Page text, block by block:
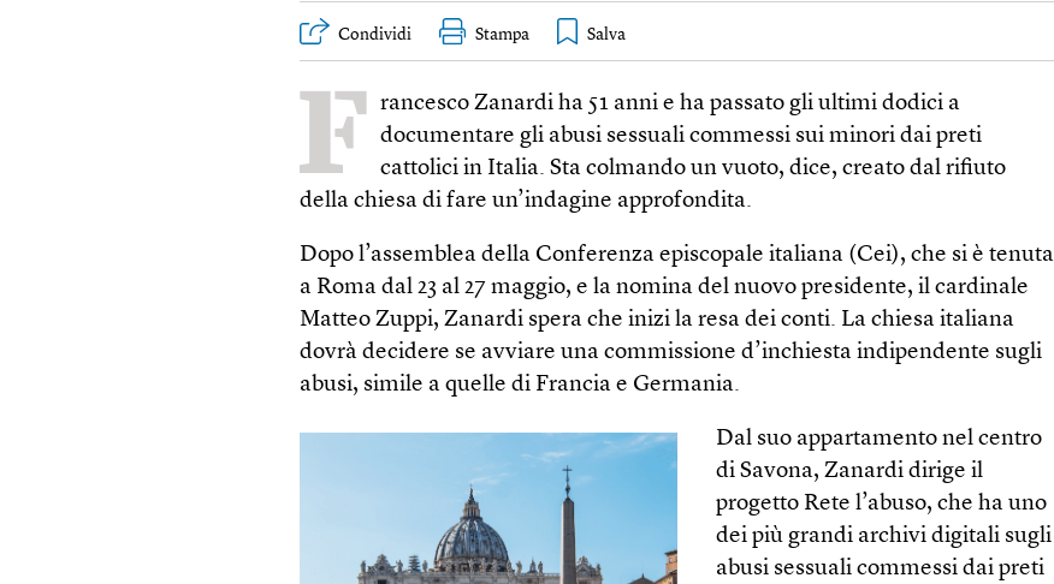
Condividi Stampa
F rancesco Zanardi ha 51 anni e ha passato gli ultimi dodici a
documentare gli abusi sessuali commessi sui minori dai preti
cattolici in Italia. Sta colmando un vuoto, dice, creato dal rifiuto
della chiesa di fare un’indagine approfondita.
Dopo l’assemblea della Conferenza episcopale italiana (Cei), che si è tenuta
a Roma dal 23 al 27 maggio, e la nomina del nuovo presidente, il cardinale
Matteo Zuppi, Zanardi spera che inizi la resa dei conti. La chiesa italiana
dovrà decidere se avviare una commissione d’inchiesta indipendente sugli
abusi, simile a quelle di Francia e Germania.
Dal suo appartamento nel centro
di Savona, Zanardi dirige il
progetto Rete l’abuso, che ha uno
dei più grandi archivi digitali sugli
abusi sessuali commessi dai preti